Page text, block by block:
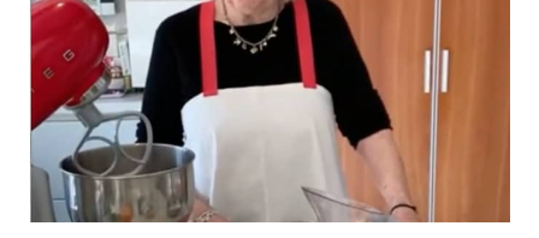
News Musica
News Spettacolo
Benessere
Casa
Cucina e Ricette
Consigli di Cucina